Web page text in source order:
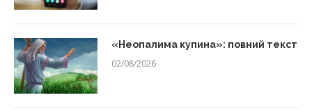
«Неопалима купина»: повний текст
02/08/2026